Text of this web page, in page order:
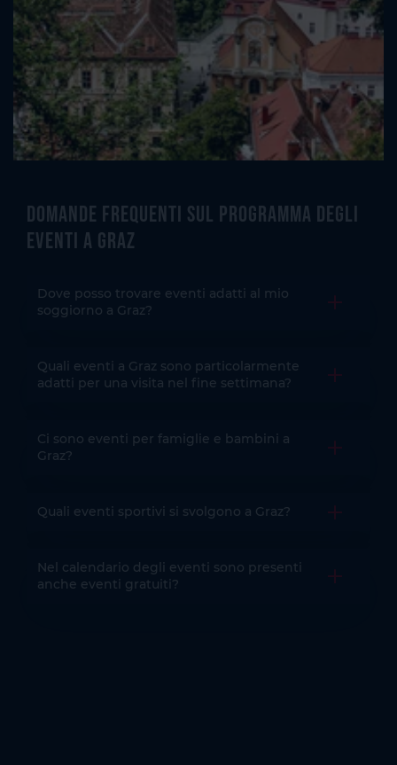
Domande frequenti sul programma degli
eventi a Graz
Dove posso trovare eventi adatti al mio
soggiorno a Graz?
Aprire la
Quali eventi a Graz sono particolarmente
adatti per una visita nel fine settimana?
Aprire la
Ci sono eventi per famiglie e bambini a
Graz?
Aprire la
Quali eventi sportivi si svolgono a Graz? Aprire la
Nel calendario degli eventi sono presenti
anche eventi gratuiti?
Aprire la